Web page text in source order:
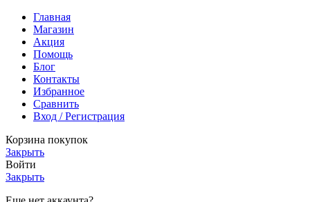
Главная
Магазин
Акция
Помощь
Блог
Контакты
Избранное
Сравнить
Вход / Регистрация
Корзина покупок
Закрыть
Войти
Закрыть